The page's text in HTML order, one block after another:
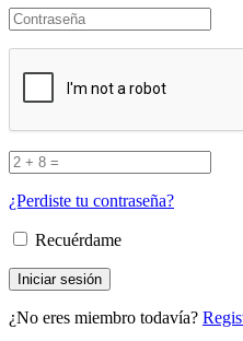
¿Perdiste tu contraseña?
Recuérdame
¿No eres miembro todavía?